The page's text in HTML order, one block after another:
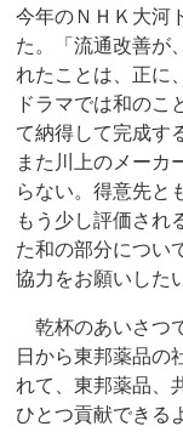
今年のＮＨＫ大河
た。「流通改善が
れたことは、正に
ドラマでは和のこ
て納得して完成す
また川上のメーカ
らない。得意先と
もう少し評価され
た和の部分につい
協力をお願いした
乾杯のあいさつ
日から東邦薬品の
れて、東邦薬品、
ひとつ貢献できる